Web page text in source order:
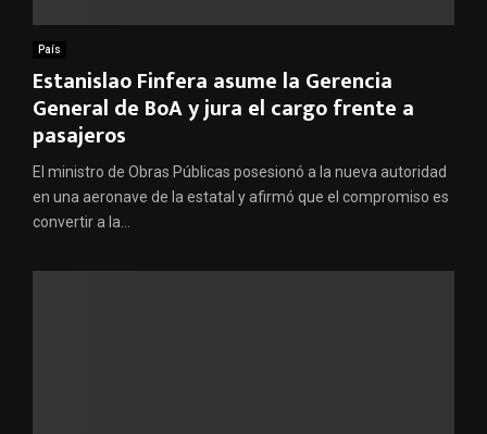
País
Estanislao Finfera asume la Gerencia
General de BoA y jura el cargo frente a
pasajeros
El ministro de Obras Públicas posesionó a la nueva autoridad
en una aeronave de la estatal y afirmó que el compromiso es
convertir a la...